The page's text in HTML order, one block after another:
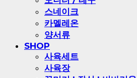
스네이크
카멜레온
양서류
SHOP
사육세트
사육장